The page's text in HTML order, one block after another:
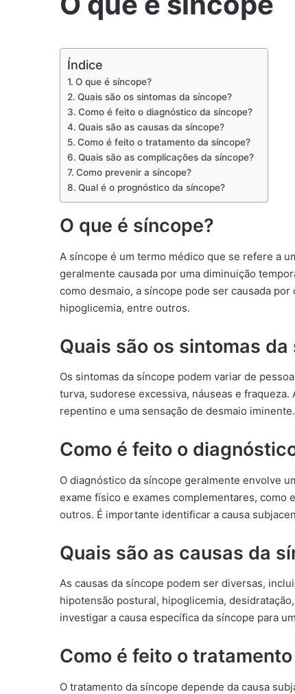
Índice
O que é síncope?
Quais são os sintomas da síncope?
Como é feito o diagnóstico da síncope?
Quais são as causas da síncope?
Como é feito o tratamento da síncope?
Quais são as complicações da síncope?
Como prevenir a síncope?
Qual é o prognóstico da síncope?
O que é síncope?
A síncope é um termo médico que se refere a
geralmente causada por uma diminuição
como desmaio, a síncope pode ser causada
hipoglicemia, entre outros.
Quais são os sintomas da
Os sintomas da síncope podem variar de
turva, sudorese excessiva, náuseas e
repentino e uma sensação de desmaio iminente.
Como é feito o
O diagnóstico da síncope geralmente envolve
exame físico e exames complementares, como
outros. É importante identificar a causa
Quais são as causas da
As causas da síncope podem ser diversas,
hipotensão postural, hipoglicemia,
investigar a causa específica da síncope para
Como é feito o
O tratamento da síncope depende da causa